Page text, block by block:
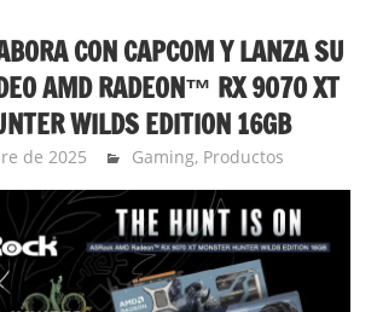
CON CAPCOM Y LANZA SU
AMD RADEON™ RX 9070 XT
WILDS EDITION 16GB
de 2025 Ernesto Herrera
Gaming, Productos